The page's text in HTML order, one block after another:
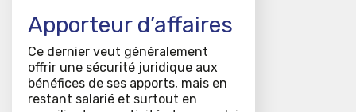
Apporteur d’affaires
Ce dernier veut généralement
offrir une sécurité juridique aux
bénéfices de ses apports, mais en
restant salarié et surtout en